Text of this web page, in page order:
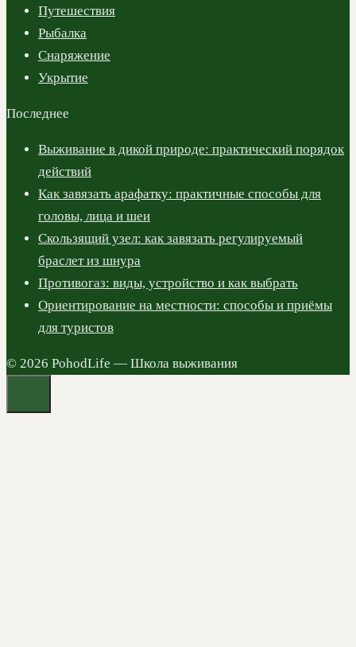
Путешествия
Рыбалка
Снаряжение
Укрытие
Последнее
Выживание в дикой природе: практический порядок
действий
Как завязать арафатку: практичные способы для
головы, лица и шеи
Скользящий узел: как завязать регулируемый
браслет из шнура
Противогаз: виды, устройство и как выбрать
Ориентирование на местности: способы и приёмы
для туристов
© 2026 PohodLife — Школа выживания